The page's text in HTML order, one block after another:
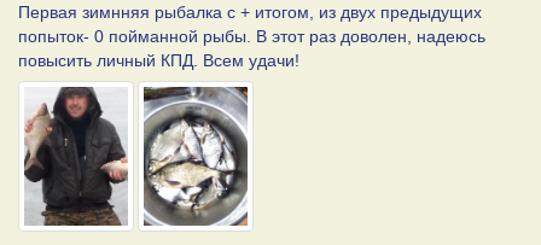
Первая зимнняя рыбалка с + итогом, из двух предыдущих
попыток- 0 пойманной рыбы. В этот раз доволен, надеюсь
повысить личный КПД. Всем удачи!